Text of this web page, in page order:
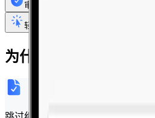
审查付款方式
轻点"Pay" 完成
为什么使用 Apple Pay